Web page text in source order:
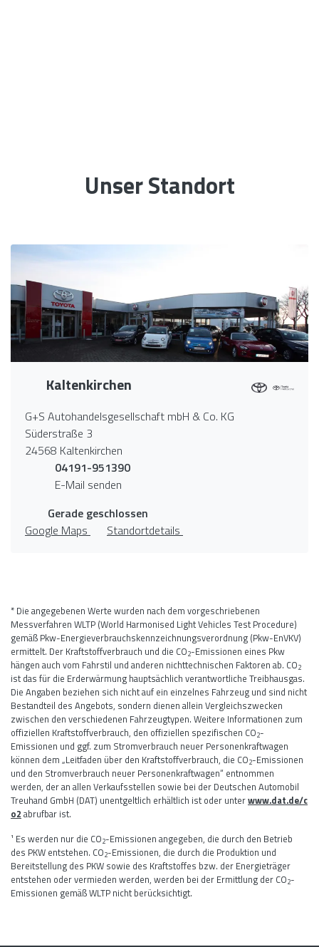
Unser Standort
Kaltenkirchen
G+S Autohandelsgesellschaft mbH & Co. KG
Süderstraße 3
24568 Kaltenkirchen
04191-951390
E-Mail senden
Gerade geschlossen
Google Maps
Standortdetails
* Die angegebenen Werte wurden nach dem vorgeschriebenen
Messverfahren WLTP (World Harmonised Light Vehicles Test Procedure)
gemäß Pkw-Energieverbrauchskennzeichnungsverordnung (Pkw-EnVKV)
ermittelt. Der Kraftstoffverbrauch und die CO2-Emissionen eines Pkw
hängen auch vom Fahrstil und anderen nichttechnischen Faktoren ab. CO2
ist das für die Erderwärmung hauptsächlich verantwortliche Treibhausgas.
Die Angaben beziehen sich nicht auf ein einzelnes Fahrzeug und sind nicht
Bestandteil des Angebots, sondern dienen allein Vergleichszwecken
zwischen den verschiedenen Fahrzeugtypen. Weitere Informationen zum
offiziellen Kraftstoffverbrauch, den offiziellen spezifischen CO2-
Emissionen und ggf. zum Stromverbrauch neuer Personenkraftwagen
können dem „Leitfaden über den Kraftstoffverbrauch, die CO2-Emissionen
und den Stromverbrauch neuer Personenkraftwagen“ entnommen
werden, der an allen Verkaufsstellen sowie bei der Deutschen Automobil
Treuhand GmbH (DAT) unentgeltlich erhältlich ist oder unterwww.dat.de/c
o2 abrufbar ist.
¹ Es werden nur die CO2-Emissionen angegeben, die durch den Betrieb
des PKW entstehen. CO2-Emissionen, die durch die Produktion und
Bereitstellung des PKW sowie des Kraftstoffes bzw. der Energieträger
entstehen oder vermieden werden, werden bei der Ermittlung der CO2-
Emissionen gemäß WLTP nicht berücksichtigt.